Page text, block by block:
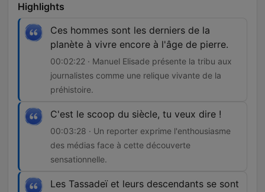
Highlights
Ces hommes sont les derniers de la
planète à vivre encore à l'âge de pierre.
00:02:22 · Manuel Elisade présente la tribu aux
journalistes comme une relique vivante de la
préhistoire.
C'est le scoop du siècle, tu veux dire !
00:03:28 · Un reporter exprime l'enthousiasme
des médias face à cette découverte
sensationnelle.
Les Tassadeï et leurs descendants se sont